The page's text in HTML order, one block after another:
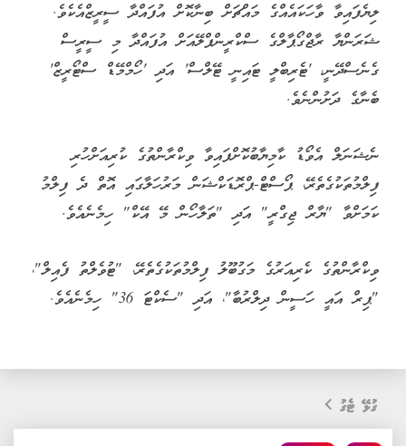
ލިޔެފައިވާ ވާހަކައެއްގެ މައްޗަށް ބިނާކޮށް އުފައްދާ ސީރީޒްއެކެވެ.
ޝަރަންޔާ ރާޖްގޯޕާލްގެ ސްކްރީންޕްލޭއަށް އުފައްދާ މި ސީރީސް
ގެނެސްދޭނީ، 'ޓެރިބްލީ ޓައިނީ ޓޭލްސް' އަދި 'ހޯމްމޭޑް ސްޓޯރީޒް'
ބެނާގެ ދަށުންނެވެ.
ނެޝަނަލް އެވޯޑު ކާމިޔާބުކޮށްފައިވާ ވިކްރާންތުގެ ކުރިއަށްހުރި
ފިލްމުތަކުގެތެރޭ، ޕޯސްޓް-ޕްރޮޑަކްޝަން މަރުހަލާގައި އޮތް ދެ ފިލްމު
ކަމަށްވާ "ޔާރް ޖިގްރީ" އަދި "ތަލާހޯން މޭ އޭކް" ހިމެނެއެވެ.
ވިކްރާންތުގެ ކެރިއަރުގެ މަގުބޫލު ފިލްމުތަކުގެތެރޭ، "ޓުވެލްތު ފެއިލް"،
"ޕިރް އައީ ހަސީން ދިލްރުބާ"، އަދި "ސެކްޓަ 36" ހިމެނެއެވެ.
ގުޅޭ ޓެގު